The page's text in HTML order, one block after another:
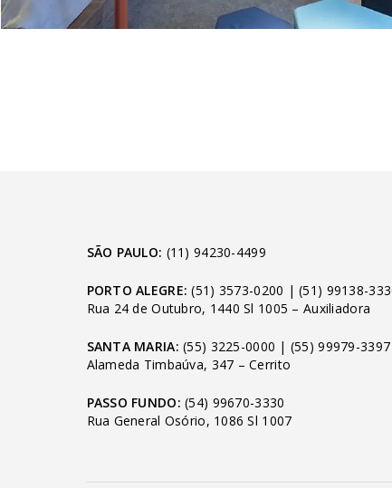
SÃO PAULO: (11) 94230-4499
PORTO ALEGRE: (51) 3573-0200 |(51) 99138-
Rua 24 de Outubro, 1440 Sl 1005 – Auxiliadora
SANTA MARIA: (55) 3225-0000 | (55) 99979-3397
Alameda Timbaúva, 347 – Cerrito
PASSO FUNDO: (54) 99670-3330
Rua General Osório, 1086 Sl 1007